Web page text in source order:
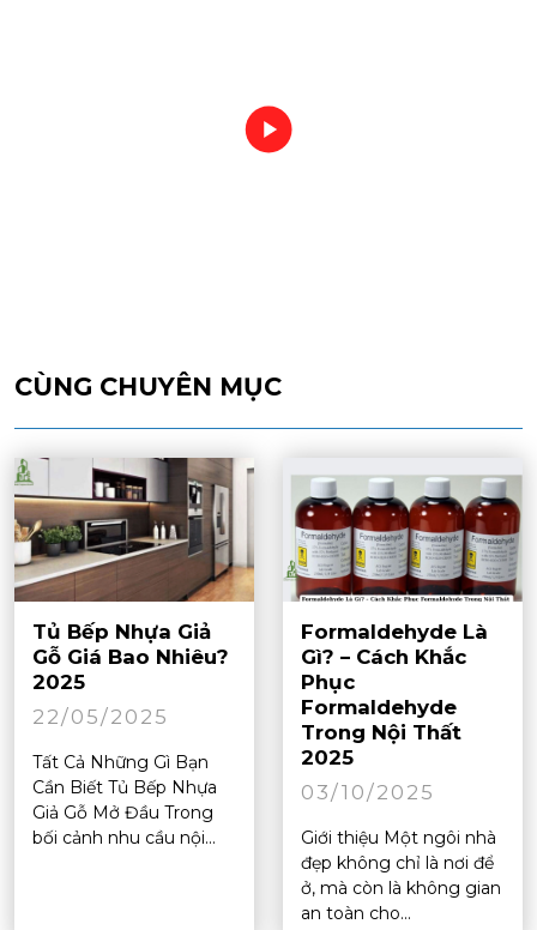
CÙNG CHUYÊN MỤC
Tủ Bếp Nhựa Giả
Gỗ Giá Bao Nhiêu?
2025
22/05/2025
Tất Cả Những Gì Bạn
Cần Biết Tủ Bếp Nhựa
Giả Gỗ Mở Đầu Trong
bối cảnh nhu cầu nội...
Formaldehyde Là
Gì? – Cách Khắc
Phục
Formaldehyde
Trong Nội Thất
2025
03/10/2025
Giới thiệu Một ngôi nhà
đẹp không chỉ là nơi để
ở, mà còn là không gian
an toàn cho...